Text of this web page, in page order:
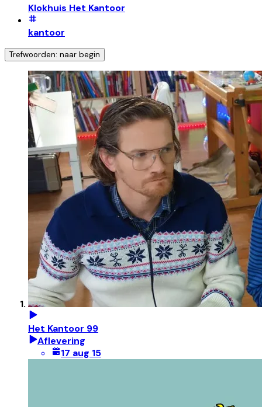
Klokhuis Het Kantoor
kantoor
Trefwoorden: naar begin
Het Kantoor 99
Aflevering
17 aug 15